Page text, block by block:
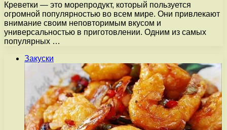
Креветки — это морепродукт, который пользуется
огромной популярностью во всем мире. Они привлекают
внимание своим неповторимым вкусом и
универсальностью в приготовлении. Одним из самых
популярных …
Закуски